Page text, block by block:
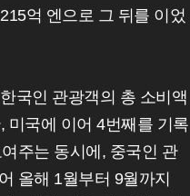
억 엔으로 그 뒤를 이었
국인 관광객의 총 소비액
미국에 이어 4번째를 기록
주는 동시에, 중국인 관
올해 1월부터 9월까지